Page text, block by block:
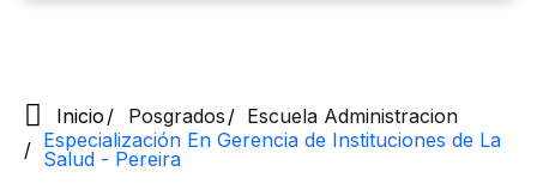
Inicio Posgrados
Escuela Administracion
Especialización En Gerencia de Instituciones de La
Salud​​​​​ - Pereira